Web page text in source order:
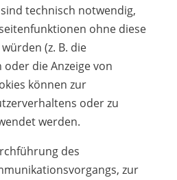
technisch notwendig,
ohne diese
(z. B. die
die Anzeige von
können zur
oder zu
werden.
des
zur